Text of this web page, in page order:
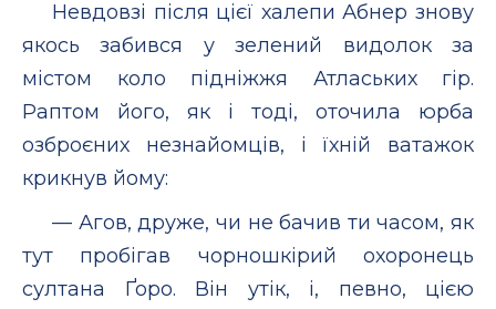
Невдовзі після цієї халепи Абнер знову
якось забився у зелений видолок за
містом коло підніжжя Атлаських гір.
Раптом його, як і тоді, оточила юрба
озброєних незнайомців, і їхній ватажок
крикнув йому:
— Агов, друже, чи не бачив ти часом, як
тут пробігав чорношкірий охоронець
султана Ґоро. Він утік, і, певно, цією